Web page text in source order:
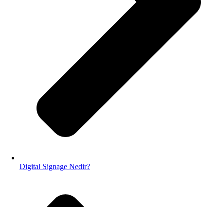
Digital Signage Nedir?